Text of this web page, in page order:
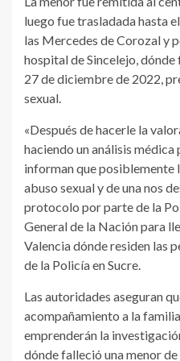
luego fue trasladada hasta
las Mercedes de Corozal y
hospital de Sincelejo,
27 de diciembre de 2022,
sexual.
«Después de hacerle la
haciendo un análisis
informan que posiblemente
abuso sexual y de una nos
protocolo por parte de la
General de la Nación para
Valencia dónde residen las
de la Policía en Sucre.
Las autoridades aseguran
acompañamiento a la
emprenderán la
dónde falleció una menor